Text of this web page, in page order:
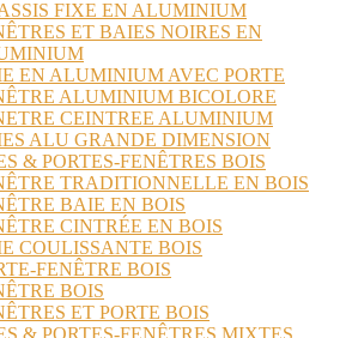
FIXE EN ALUMINIUM
ET BAIES NOIRES EN
EN ALUMINIUM AVEC PORTE
ALUMINIUM BICOLORE
CEINTREE ALUMINIUM
ALU GRANDE DIMENSION
& PORTES-FENÊTRES BOIS
TRADITIONNELLE EN BOIS
BAIE EN BOIS
CINTRÉE EN BOIS
COULISSANTE BOIS
FENÊTRE BOIS
BOIS
ET PORTE BOIS
& PORTES-FENÊTRES MIXTES